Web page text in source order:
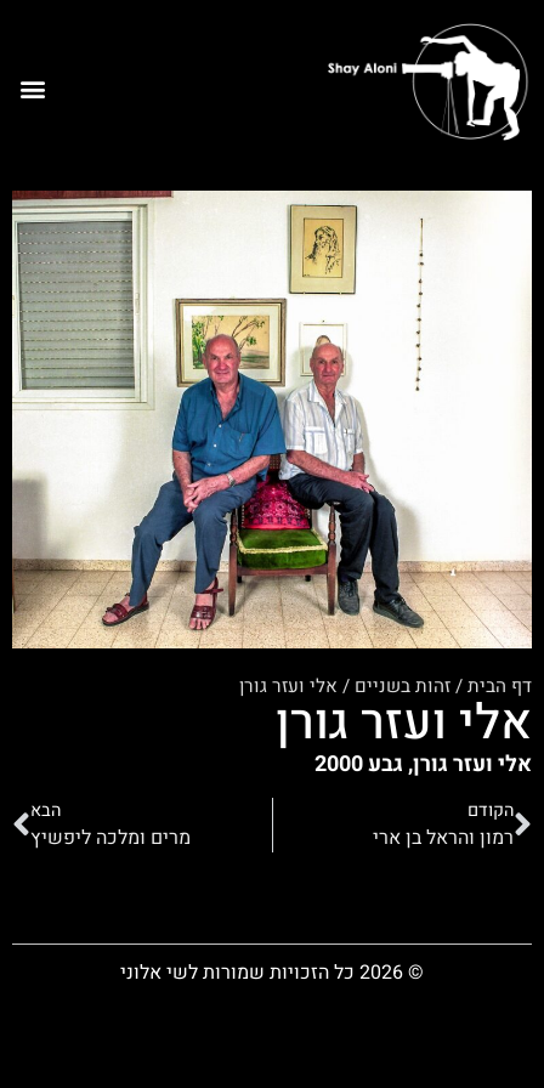
דף הבית/זהות בשניים / אלי ועזר גורן
אלי ועזר גורן
אלי ועזר גורן, גבע 2000
הקודם
רמון והראל בן ארי
הבא
מרים ומלכה ליפשיץ
© 2026 כל הזכויות שמורות לשי אלוני